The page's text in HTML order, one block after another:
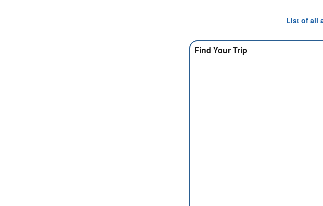
List of all
Find Your Trip